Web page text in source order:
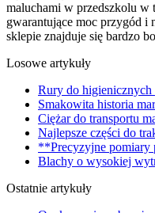
maluchami w przedszkolu w
gwarantujące moc przygód i
sklepie znajduje się bardzo
Losowe artykuły
Rury do
Smakowita historia
Ciężar do transportu
Najlepsze części do
**Precyzyjne pomiary
Blachy o wysokiej
Ostatnie artykuły